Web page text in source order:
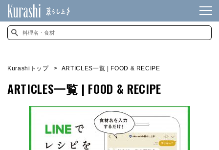
Kurashiトップ ARTICLES一覧 | FOOD & RECIPE
ARTICLES一覧 | FOOD & RECIPE